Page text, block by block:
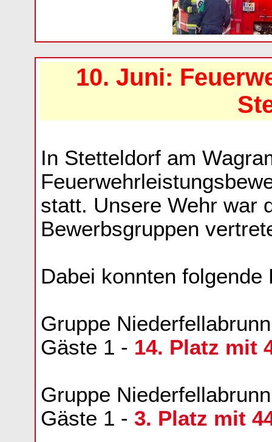
10. Juni:
In Stetteldorf am
statt. Unsere Wehr war
Bewerbsgruppen
Dabei konnten
Gruppe
Gäste 1 - 14. Platz mit
Gruppe
Gäste 1 - 3. Platz mit